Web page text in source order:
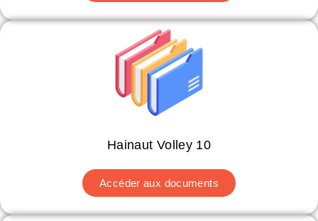
Hainaut Volley 10
Accéder aux documents